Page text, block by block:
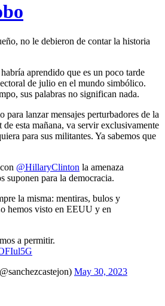
no le debieron de contar la historia
aprendido que es un poco tarde
de julio en el mundo simbólico.
sus palabras no significan nada.
para lanzar mensajes perturbadores de la
esta mañana, va servir exclusivamente
para sus militantes. Ya sabemos que
@HillaryClinton la amenaza
suponen para la democracia.
la misma: mentiras, bulos y
hemos visto en EEUU y en
a permitir.
May 30, 2023